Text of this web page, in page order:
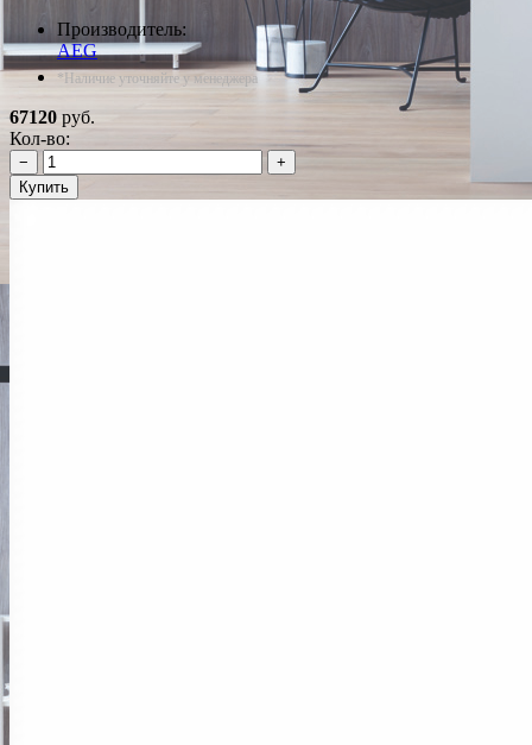
Производитель:
AEG
*Наличие уточняйте у менеджера
67120 руб.
Кол-во:
−
+
Купить